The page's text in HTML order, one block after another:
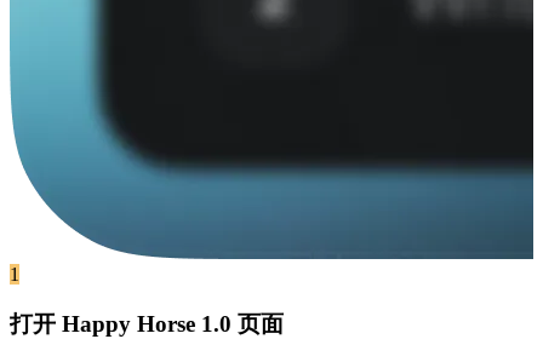
1
打开 Happy Horse 1.0 页面